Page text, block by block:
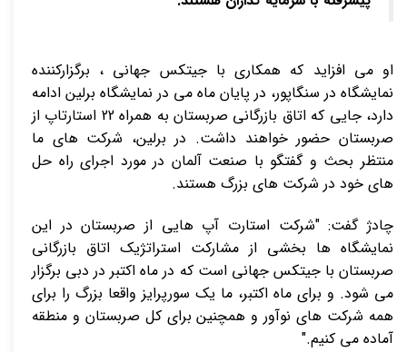
او می افزاید که همکاری با جیتکس جهانی ، برگزارکننده
نمایشگاه در سنگاپور، در پایان ماه می در نمایشگاه برلین ادامه
دارد، جایی که اتاق بازرگانی صربستان به همراه 22 استارتاپ از
صربستان حضور خواهند داشت. در برلین، شرکت های ما
منتظر بحث و گفتگو با صنعت آلمان در مورد اجرای راه حل
های خود در شرکت های بزرگ هستند.
چادژ گفت: "شرکت استارت آپ هایی از صربستان در این
نمایشگاه ها بخشی از مشارکت استراتژیک اتاق بازرگانی
صربستان با جیتکس جهانی است که در ماه اکتبر در دبی برگزار
می شود. و برای ماه اکتبر، ما یک سورپرایز واقعا بزرگ را برای
همه شرکت های نوآور و همچنین برای کل صربستان و منطقه
آماده می کنیم."